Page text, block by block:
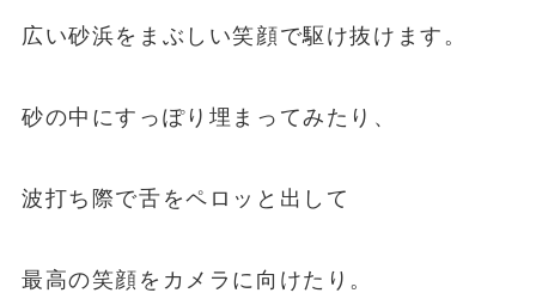
広い砂浜をまぶしい笑顔で駆け抜けます。
砂の中にすっぽり埋まってみたり、
波打ち際で舌をペロッと出して
最高の笑顔をカメラに向けたり。